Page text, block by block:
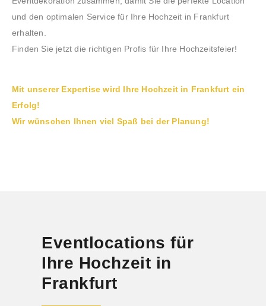
und den optimalen Service für Ihre Hochzeit in Frankfurt
erhalten.
Finden Sie jetzt die richtigen Profis für Ihre Hochzeitsfeier!
Mit unserer Expertise wird Ihre Hochzeit in Frankfurt ein
Erfolg!
Wir wünschen Ihnen viel Spaß bei der Planung!
Eventlocations für
Ihre Hochzeit in
Frankfurt